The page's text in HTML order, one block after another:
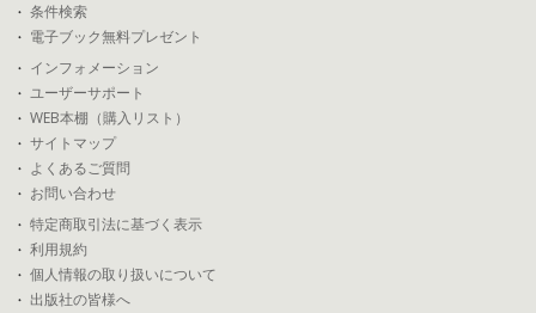
条件検索
電子ブック無料プレゼント
インフォメーション
ユーザーサポート
WEB本棚（購入リスト）
サイトマップ
よくあるご質問
お問い合わせ
特定商取引法に基づく表示
利用規約
個人情報の取り扱いについて
出版社の皆様へ